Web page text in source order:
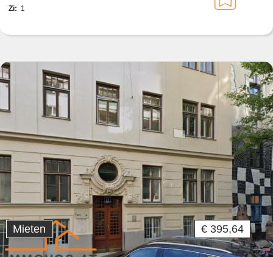
Zi: 1
Mieten € 395,64